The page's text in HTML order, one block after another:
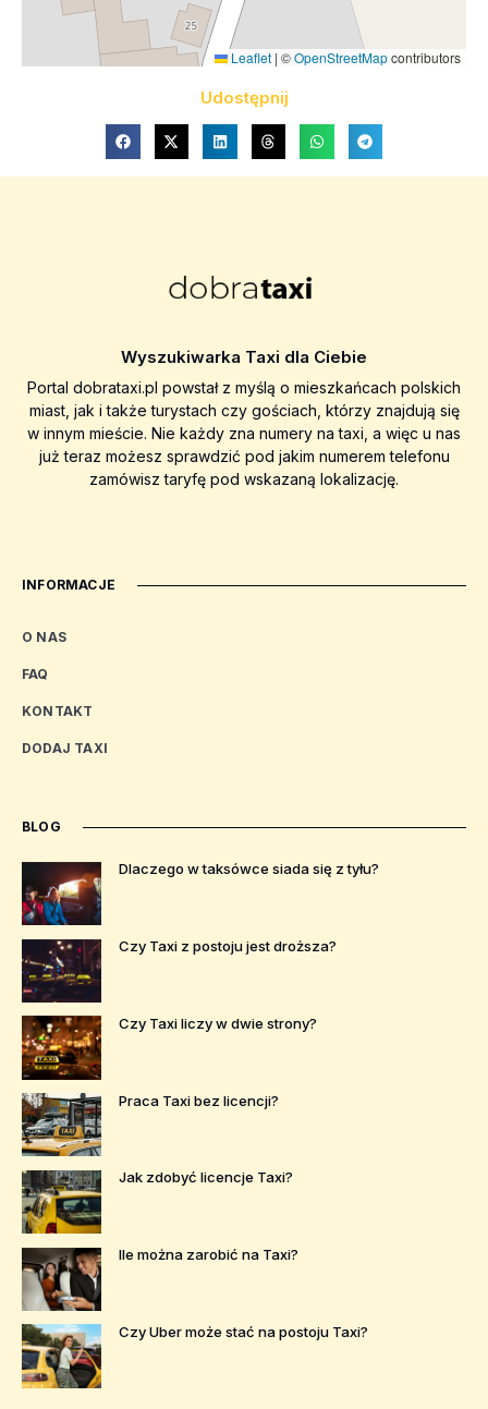
Leaflet | ©OpenStreetMapcontributors
Udostępnij
Wyszukiwarka Taxi dla Ciebie
Portal dobrataxi.pl powstał z myślą o mieszkańcach polskich
miast, jak i także turystach czy gościach, którzy znajdują się
w innym mieście. Nie każdy zna numery na taxi, a więc u nas
już teraz możesz sprawdzić pod jakim numerem telefonu
zamówisz taryfę pod wskazaną lokalizację.
INFORMACJE
O NAS
FAQ
KONTAKT
DODAJ TAXI
BLOG
Dlaczego w taksówce siada się z tyłu?
Czy Taxi z postoju jest droższa?
Czy Taxi liczy w dwie strony?
Praca Taxi bez licencji?
Jak zdobyć licencje Taxi?
Ile można zarobić na Taxi?
Czy Uber może stać na postoju Taxi?